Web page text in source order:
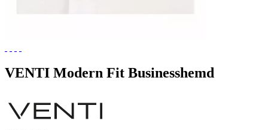
VENTI Modern Fit Businesshemd